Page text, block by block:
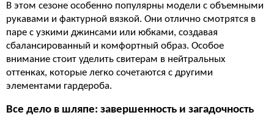
В этом сезоне особенно популярны модели с объемными
рукавами и фактурной вязкой. Они отлично смотрятся в
паре с узкими джинсами или юбками, создавая
сбалансированный и комфортный образ. Особое
внимание стоит уделить свитерам в нейтральных
оттенках, которые легко сочетаются с другими
элементами гардероба.
Все дело в шляпе: завершенность и загадочность